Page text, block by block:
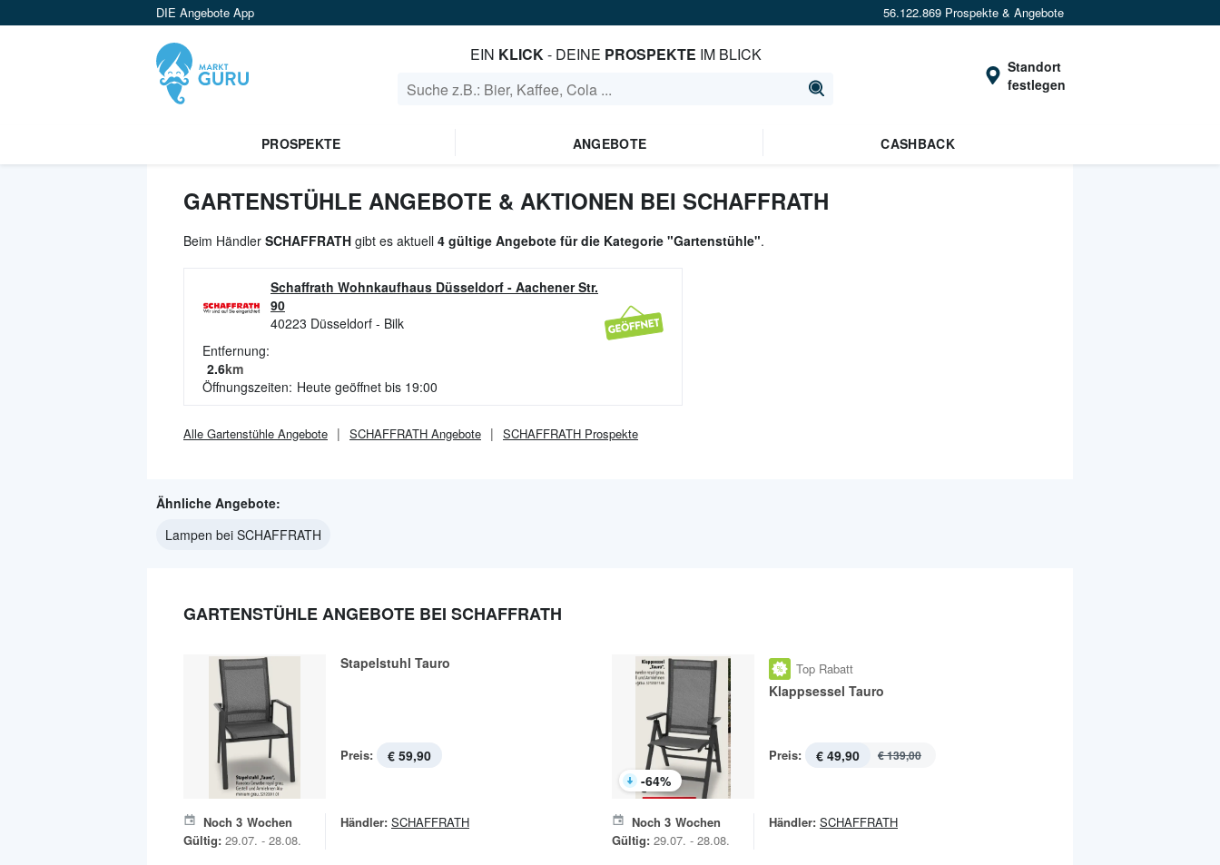
DIE Angebote App 56.122.869 Prospekte & Angebote
EIN KLICK- DEINE PROSPEKTE IM BLICK
Standort
festlegen
PROSPEKTE ANGEBOTE CASHBACK
GARTENSTÜHLE ANGEBOTE & AKTIONEN BEI SCHAFFRATH
Beim Händler SCHAFFRATH gibt es aktuell 4 gültige Angebote für die Kategorie "Gartenstühle".
Schaffrath Wohnkaufhaus Düsseldorf - Aachener Str.
90
40223 Düsseldorf - Bilk
Entfernung:
2.6km
Öffnungszeiten: Heute geöffnet bis 19:00
Alle Gartenstühle Angebote SCHAFFRATH Angebote SCHAFFRATH Prospekte
Ähnliche Angebote:
Lampen bei SCHAFFRATH
GARTENSTÜHLE ANGEBOTE BEI SCHAFFRATH
Stapelstuhl Tauro
Preis: € 59,90
Noch 3 Wochen
Gültig: 29.07. - 28.08.
Händler: SCHAFFRATH
-64%
Top Rabatt
Klappsessel Tauro
Preis: € 49,90 € 139,00
Noch 3 Wochen
Gültig: 29.07. - 28.08.
Händler: SCHAFFRATH